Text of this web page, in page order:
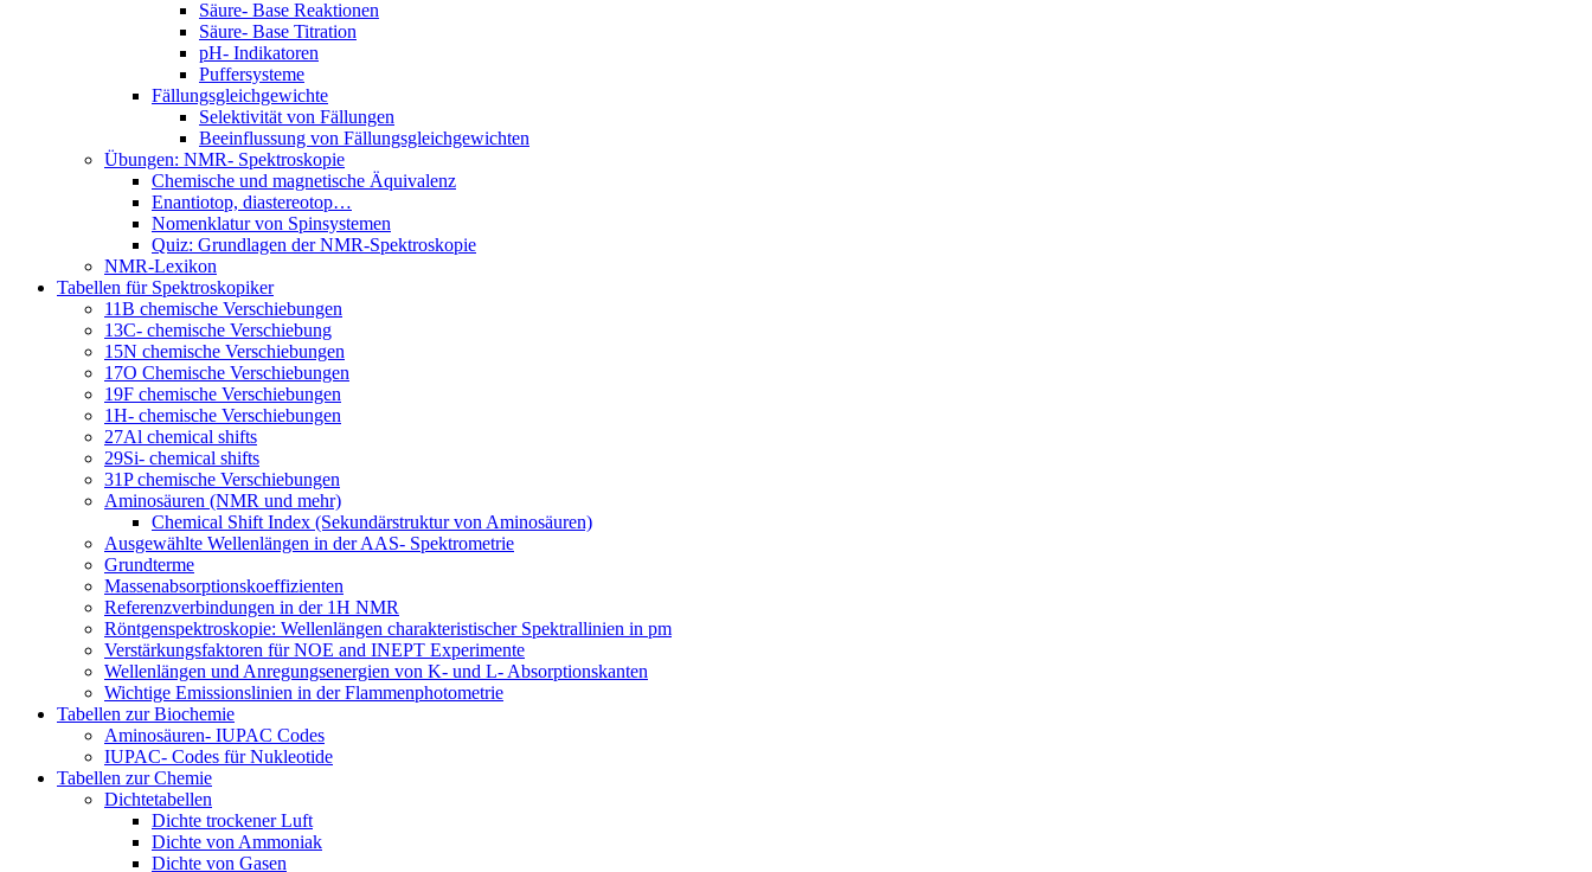
Säure- Base Reaktionen
Säure- Base Titration
pH- Indikatoren
Puffersysteme
Fällungsgleichgewichte
Selektivität von Fällungen
Beeinflussung von Fällungsgleichgewichten
Übungen: NMR- Spektroskopie
Chemische und magnetische Äquivalenz
Enantiotop, diastereotop…
Nomenklatur von Spinsystemen
Quiz: Grundlagen der NMR-Spektroskopie
NMR-Lexikon
Tabellen für Spektroskopiker
11B chemische Verschiebungen
13C- chemische Verschiebung
15N chemische Verschiebungen
17O Chemische Verschiebungen
19F chemische Verschiebungen
1H- chemische Verschiebungen
27Al chemical shifts
29Si- chemical shifts
31P chemische Verschiebungen
Aminosäuren (NMR und mehr)
Chemical Shift Index (Sekundärstruktur von Aminosäuren)
Ausgewählte Wellenlängen in der AAS- Spektrometrie
Grundterme
Massenabsorptionskoeffizienten
Referenzverbindungen in der 1H NMR
Röntgenspektroskopie: Wellenlängen charakteristischer Spektrallinien in pm
Verstärkungsfaktoren für NOE and INEPT Experimente
Wellenlängen und Anregungsenergien von K- und L- Absorptionskanten
Wichtige Emissionslinien in der Flammenphotometrie
Tabellen zur Biochemie
Aminosäuren- IUPAC Codes
IUPAC- Codes für Nukleotide
Tabellen zur Chemie
Dichtetabellen
Dichte trockener Luft
Dichte von Ammoniak
Dichte von Gasen